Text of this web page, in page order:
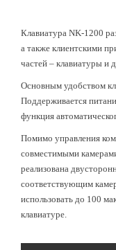
Клавиатура NK-1200
а также клиентскими
частей – клавиатуры и
Основным удобством
Поддерживается
функция
Помимо управления
совместимыми
реализована
соответствующим
использовать до 100
клавиатуре.